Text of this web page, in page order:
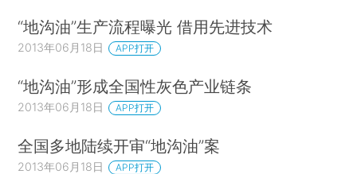
“地沟油”生产流程曝光 借用先进技术
2013年06月18日 APP打开
“地沟油”形成全国性灰色产业链条
2013年06月18日 APP打开
全国多地陆续开审“地沟油”案
2013年06月18日 APP打开